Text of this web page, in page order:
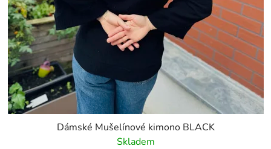
Dámské Mušelínové kimono BLACK
Skladem